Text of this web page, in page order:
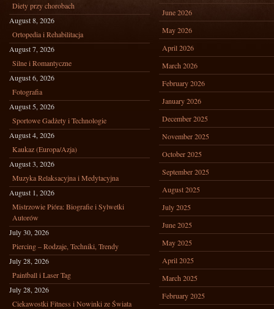
Diety przy chorobach
August 8, 2026
Ortopedia i Rehabilitacja
August 7, 2026
Silne i Romantyczne
August 6, 2026
Fotografia
August 5, 2026
Sportowe Gadżety i Technologie
August 4, 2026
Kaukaz (Europa/Azja)
August 3, 2026
Muzyka Relaksacyjna i Medytacyjna
August 1, 2026
Mistrzowie Pióra: Biografie i Sylwetki
Autorów
July 30, 2026
Piercing – Rodzaje, Techniki, Trendy
July 28, 2026
Paintball i Laser Tag
July 28, 2026
Ciekawostki Fitness i Nowinki ze Świata
June 2026
May 2026
April 2026
March 2026
February 2026
January 2026
December 2025
November 2025
October 2025
September 2025
August 2025
July 2025
June 2025
May 2025
April 2025
March 2025
February 2025